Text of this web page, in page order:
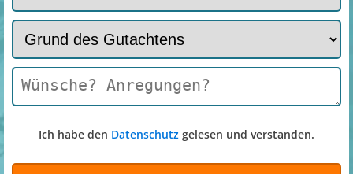
Ich habe den Datenschutz gelesen und verstanden.